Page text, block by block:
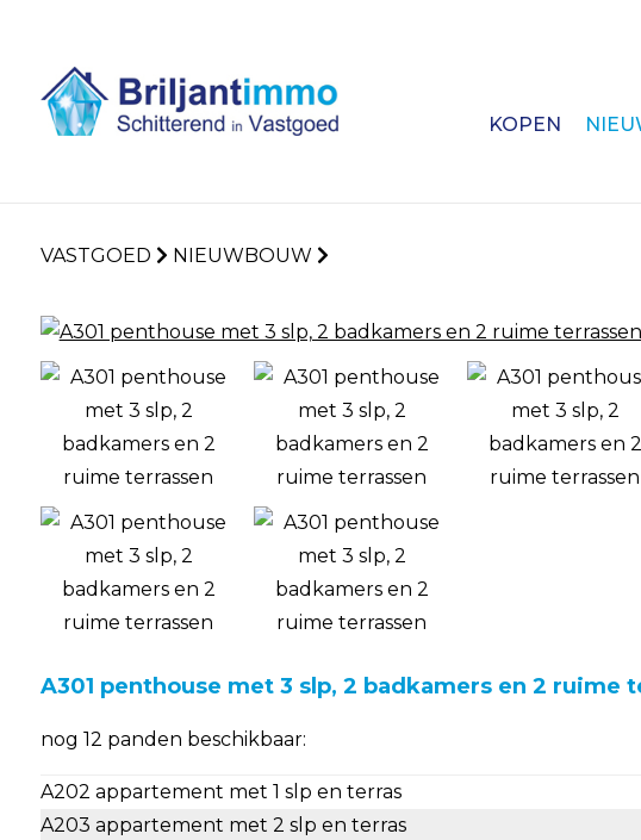
KOPEN
VASTGOED NIEUWBOUW
A301 penthouse met 3 slp, 2 badkamers en 2 ruime
nog 12 panden beschikbaar:
A202 appartement met 1 slp en terras
A203 appartement met 2 slp en terras